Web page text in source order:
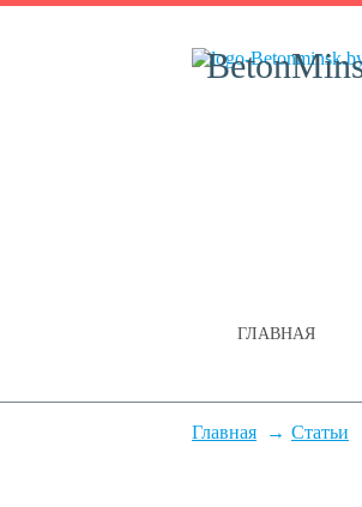
ГЛАВНАЯ
Главная Статьи